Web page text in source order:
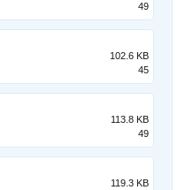
49
102.6 KB
45
113.8 KB
49
119.3 KB